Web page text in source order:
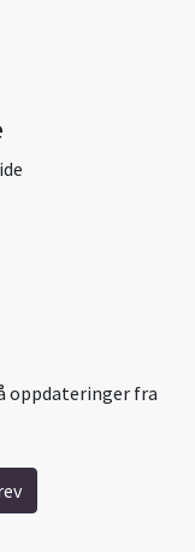
oppdateringer fra